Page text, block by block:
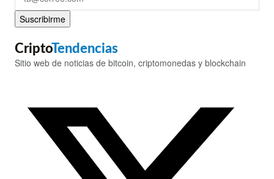
Suscribirme
CriptoTendencias
Sitio web de noticias de bitcoin, criptomonedas y blockchain